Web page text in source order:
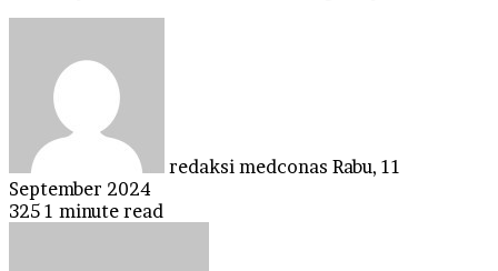
redaksi medconas Rabu, 11
September 2024
325 1 minute read